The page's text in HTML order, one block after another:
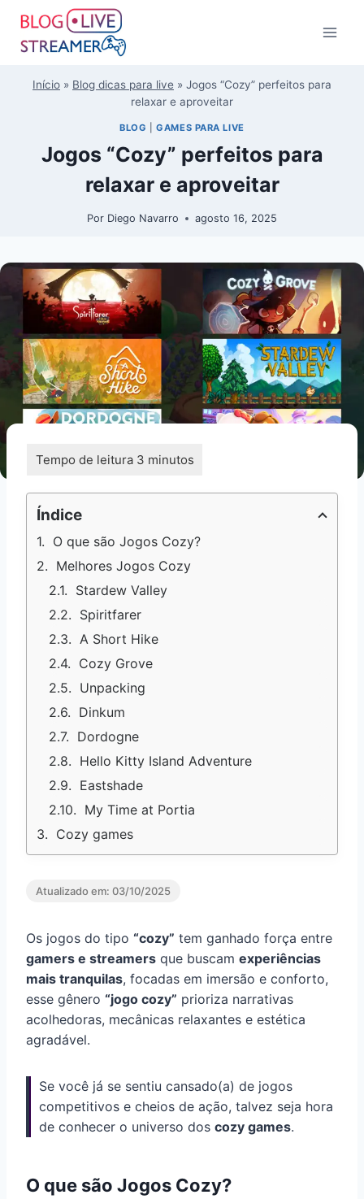
Início » Blog dicas para live » Jogos “Cozy” perfeitos para
relaxar e aproveitar
BLOG |GAMES PARA LIVE
Jogos “Cozy” perfeitos para
relaxar e aproveitar
Por Diego Navarro agosto 16, 2025
Índice
O que são Jogos Cozy?
Melhores Jogos Cozy
Stardew Valley
Spiritfarer
A Short Hike
Cozy Grove
Unpacking
Dinkum
Dordogne
Hello Kitty Island Adventure
Eastshade
My Time at Portia
Cozy games
Atualizado em: 03/10/2025
Os jogos do tipo “cozy” tem ganhado força entre
gamers e streamers que buscam experiências
mais tranquilas, focadas em imersão e conforto,
esse gênero “jogo cozy” prioriza narrativas
acolhedoras, mecânicas relaxantes e estética
agradável.
Se você já se sentiu cansado(a) de jogos
competitivos e cheios de ação, talvez seja hora
de conhecer o universo dos cozy games.
O que são Jogos Cozy?